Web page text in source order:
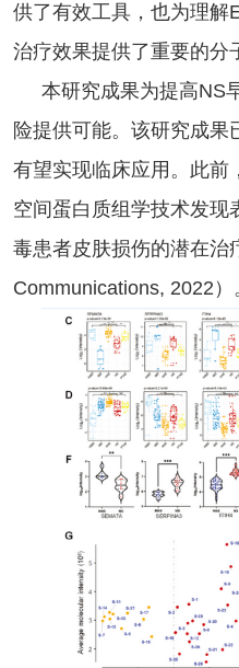
供了有效工具，也为理解
治疗效果提供了重要的分
本研究成果为提高NS
险提供可能。该研究成果
有望实现临床应用。此前
空间蛋白质组学技术发现
毒患者皮肤损伤的潜在治
Communications, 2022）